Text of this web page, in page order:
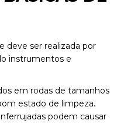
deve ser realizada por
instrumentos e
em rodas de tamanhos
estado de limpeza.
podem causar